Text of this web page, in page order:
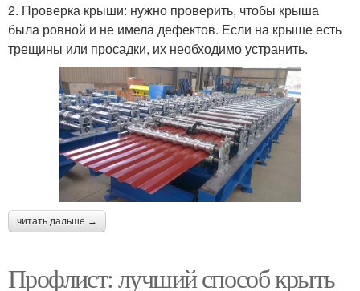
2. Проверка крыши: нужно проверить, чтобы крыша
была ровной и не имела дефектов. Если на крыше есть
трещины или просадки, их необходимо устранить.
читать дальше →
Профлист: лучший способ крыть